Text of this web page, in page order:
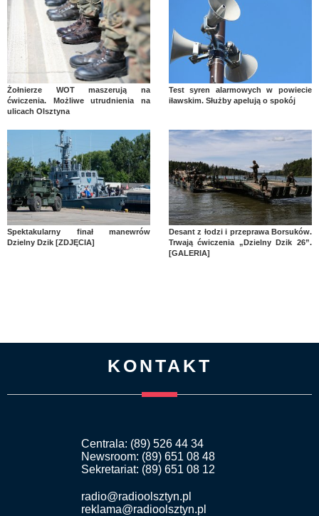
Żołnierze WOT maszerują na
ćwiczenia. Możliwe utrudnienia na
ulicach Olsztyna
Test syren alarmowych w powiecie
iławskim. Służby apelują o spokój
Spektakularny finał manewrów
Dzielny Dzik [ZDJĘCIA]
Desant z łodzi i przeprawa Borsuków.
Trwają ćwiczenia „Dzielny Dzik 26”.
[GALERIA]
KONTAKT
Centrala: (89) 526 44 34
Newsroom: (89) 651 08 48
Sekretariat: (89) 651 08 12
radio@radioolsztyn.pl
reklama@radioolsztyn.pl